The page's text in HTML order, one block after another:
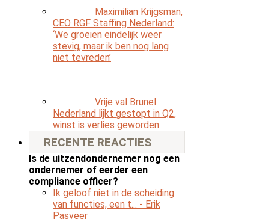
Maximilian Krijgsman,
CEO RGF Staffing Nederland:
‘We groeien eindelijk weer
stevig, maar ik ben nog lang
niet tevreden’
Vrije val Brunel
Nederland lijkt gestopt in Q2,
winst is verlies geworden
RECENTE REACTIES
Is de uitzendondernemer nog een
ondernemer of eerder een
compliance officer?
Ik geloof niet in de scheiding
van functies, een t... - Erik
Pasveer